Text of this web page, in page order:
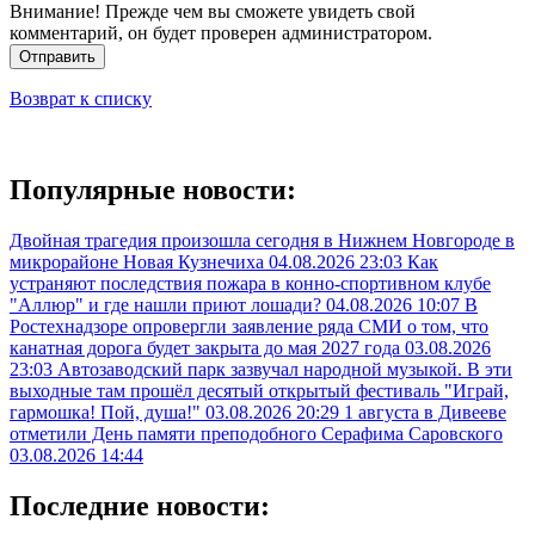
Внимание! Прежде чем вы сможете увидеть свой
комментарий, он будет проверен администратором.
Отправить
Возврат к списку
Популярные новости:
Двойная трагедия произошла сегодня в Нижнем Новгороде в
микрорайоне Новая Кузнечиха 04.08.2026 23:03 Как
устраняют последствия пожара в конно-спортивном клубе
"Аллюр" и где нашли приют лошади? 04.08.2026 10:07 В
Ростехнадзоре опровергли заявление ряда СМИ о том, что
канатная дорога будет закрыта до мая 2027 года 03.08.2026
23:03 Автозаводский парк зазвучал народной музыкой. В эти
выходные там прошёл десятый открытый фестиваль "Играй,
гармошка! Пой, душа!" 03.08.2026 20:29 1 августа в Дивееве
отметили День памяти преподобного Серафима Саровского
03.08.2026 14:44
Последние новости: